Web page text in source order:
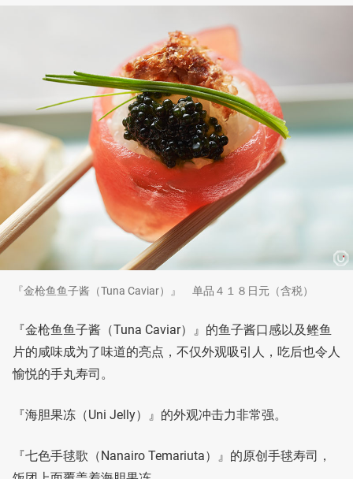
『金枪鱼鱼子酱（Tuna Caviar）』 单品４１８日元（含税）
『金枪鱼鱼子酱（Tuna Caviar）』的鱼子酱口感以及鲣鱼
片的咸味成为了味道的亮点，不仅外观吸引人，吃后也令人
愉悦的手丸寿司。
『海胆果冻（Uni Jelly）』的外观冲击力非常强。
『七色手毬歌（Nanairo Temariuta）』的原创手毬寿司，